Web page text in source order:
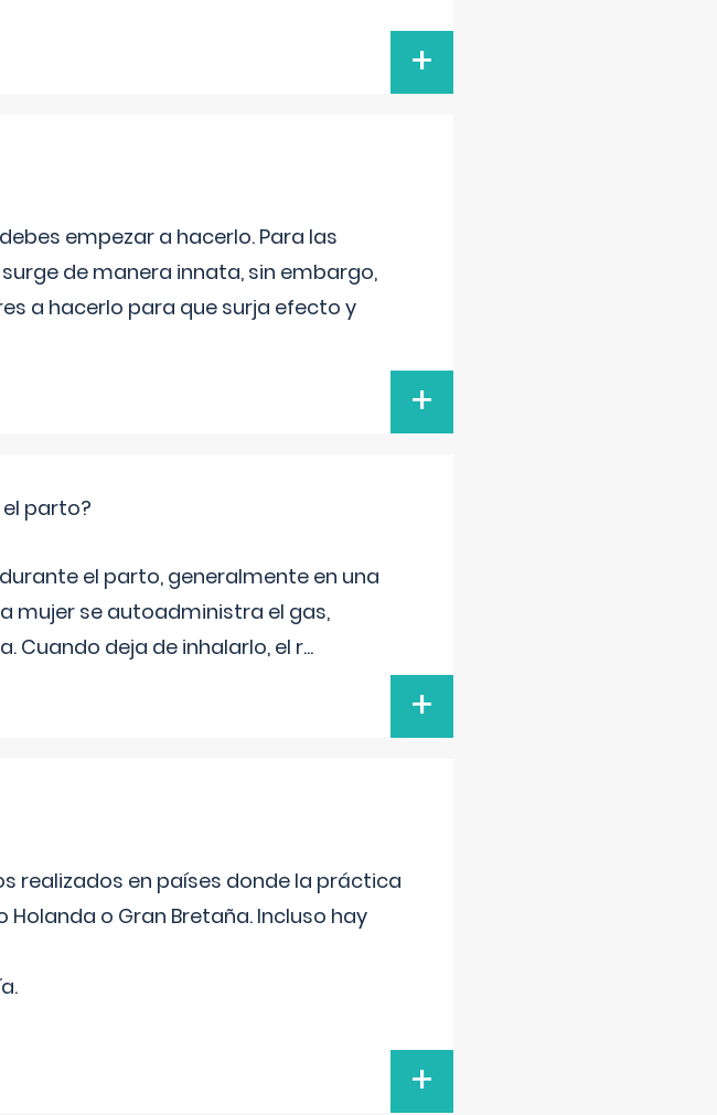
+
empezar a hacerlo. Para las
de manera innata, sin embargo,
a hacerlo para que surja efecto y
+
el parto?
el parto, generalmente en una
mujer se autoadministra el gas,
Cuando deja de inhalarlo, el r...
+
realizados en países donde la práctica
o Gran Bretaña. Incluso hay
+